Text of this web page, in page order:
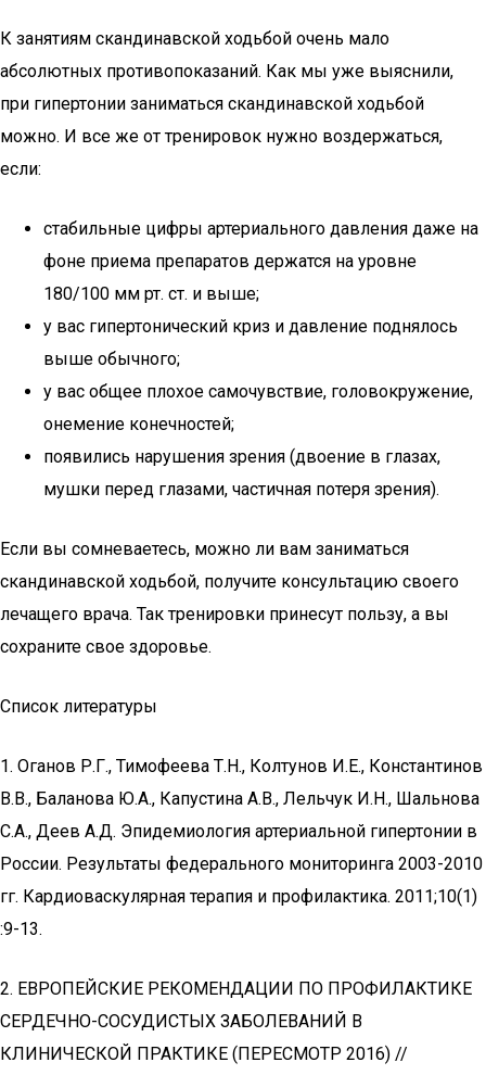
К занятиям скандинавской ходьбой очень мало
абсолютных противопоказаний. Как мы уже выяснили,
при гипертонии заниматься скандинавской ходьбой
можно. И все же от тренировок нужно воздержаться,
если:
стабильные цифры артериального давления даже на
фоне приема препаратов держатся на уровне
180/100 мм рт. ст. и выше;
у вас гипертонический криз и давление поднялось
выше обычного;
у вас общее плохое самочувствие, головокружение,
онемение конечностей;
появились нарушения зрения (двоение в глазах,
мушки перед глазами, частичная потеря зрения).
Если вы сомневаетесь, можно ли вам заниматься
скандинавской ходьбой, получите консультацию своего
лечащего врача. Так тренировки принесут пользу, а вы
сохраните свое здоровье.
Список литературы
1. Оганов Р.Г., Тимофеева Т.Н., Колтунов И.Е., Константинов
В.В., Баланова Ю.А., Капустина А.В., Лельчук И.Н., Шальнова
С.А., Деев А.Д. Эпидемиология артериальной гипертонии в
России. Результаты федерального мониторинга 2003-2010
гг. Кардиоваскулярная терапия и профилактика. 2011;10(1)
:9-13.
2. ЕВРОПЕЙСКИЕ РЕКОМЕНДАЦИИ ПО ПРОФИЛАКТИКЕ
СЕРДЕЧНО-СОСУДИСТЫХ ЗАБОЛЕВАНИЙ В
КЛИНИЧЕСКОЙ ПРАКТИКЕ (ПЕРЕСМОТР 2016) //